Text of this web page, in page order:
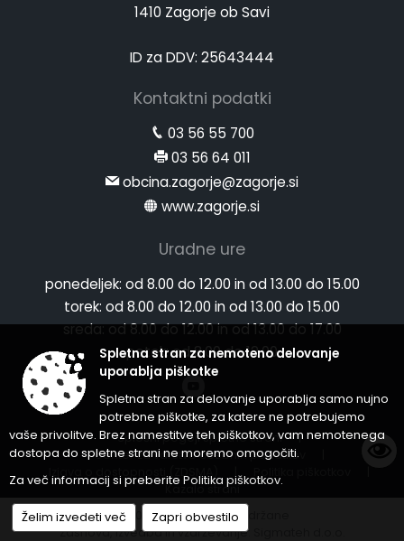
1410 Zagorje ob Savi
ID za DDV: 25643444
Kontaktni podatki
03 56 55 700
03 56 64 011
obcina.zagorje@zagorje.si
www.zagorje.si
Uradne ure
ponedeljek: od 8.00 do 12.00 in od 13.00 do 15.00
torek: od 8.00 do 12.00 in od 13.00 do 15.00
sreda:od 8.00 do 12.00 in od 13.00 do 17.00
petek:od 8.00 do 12.00
Splošni pogoji spletne strani
|
Center za varstvo osebnih podatkov
Kazalo strani
© 2026 Vse pravice pridržane
Zasnova, izvedba in vzdrževanje: Sigmateh d.o.o.
Spletna stran za nemoteno delovanje
uporablja piškotke
Spletna stran za delovanje uporablja samo nujno
potrebne piškotke, za katere ne potrebujemo
vaše privolitve. Brez namestitve teh piškotkov, vam nemotenega
dostopa do spletne strani ne moremo omogočiti.
Za več informacij si preberite Politika piškotkov.
Želim izvedeti več Zapri obvestilo